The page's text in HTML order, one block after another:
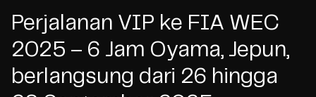
Perjalanan VIP ke FIA WEC
2025 – 6 Jam Oyama, Jepun,
berlangsung dari 26 hingga